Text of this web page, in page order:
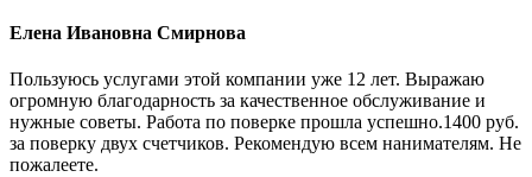
Елена Ивановна Смирнова
Пользуюсь услугами этой компании уже 12 лет. Выражаю
огромную благодарность за качественное обслуживание и
нужные советы. Работа по поверке прошла успешно.1400 руб.
за поверку двух счетчиков. Рекомендую всем нанимателям. Не
пожалеете.